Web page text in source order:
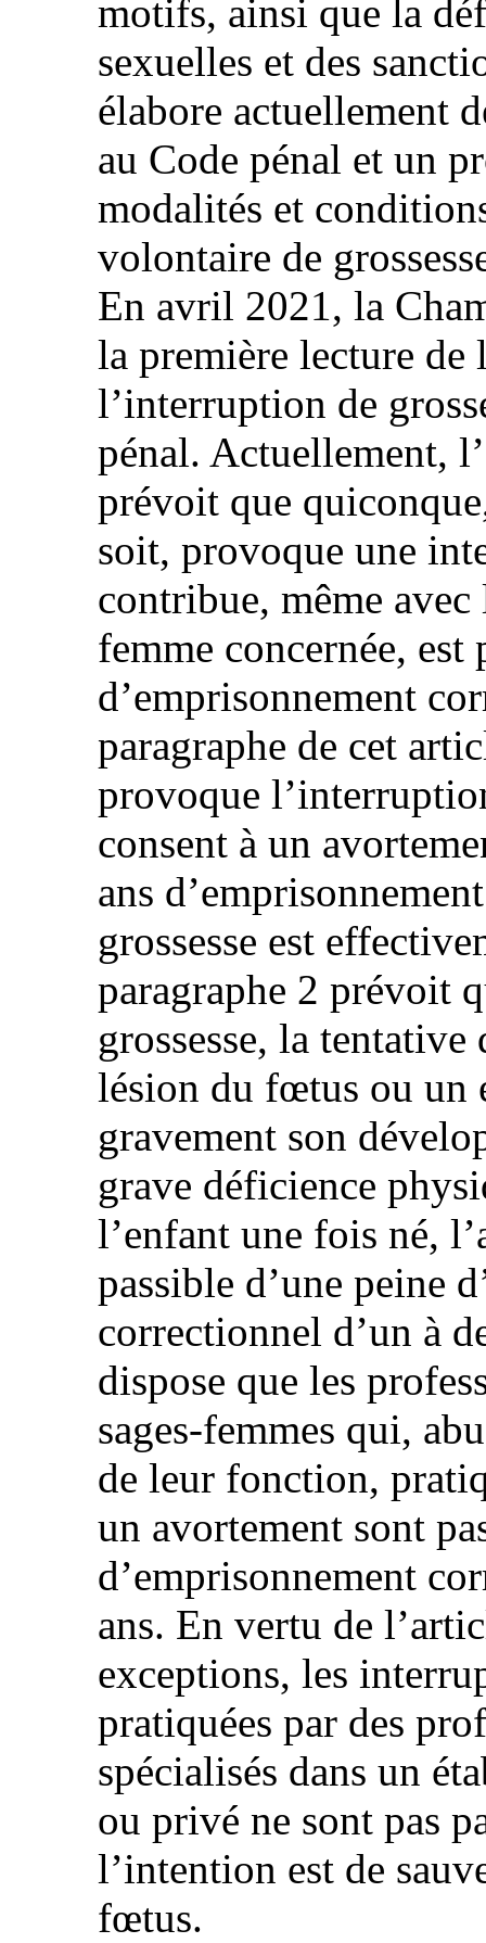
motifs, ainsi que la
sexuelles et des
élabore actuellement
au Code pénal et un
modalités et
volontaire de
En avril 2021, la
la première lecture
l’interruption de
pénal. Actuellement,
prévoit que
soit, provoque une
contribue, même
femme concernée, est
d’emprisonnement
paragraphe de cet
provoque
consent à un
ans
grossesse est
paragraphe 2 prévoit
grossesse, la
lésion du fœtus ou un
gravement son
grave déficience
l’enfant une fois né,
passible d’une peine
correctionnel d’un à
dispose que les
sages-femmes qui,
de leur fonction,
un avortement sont
d’emprisonnement
ans. En vertu de
exceptions, les
pratiquées par des
spécialisés dans un
ou privé ne sont pas
l’intention est de
fœtus.